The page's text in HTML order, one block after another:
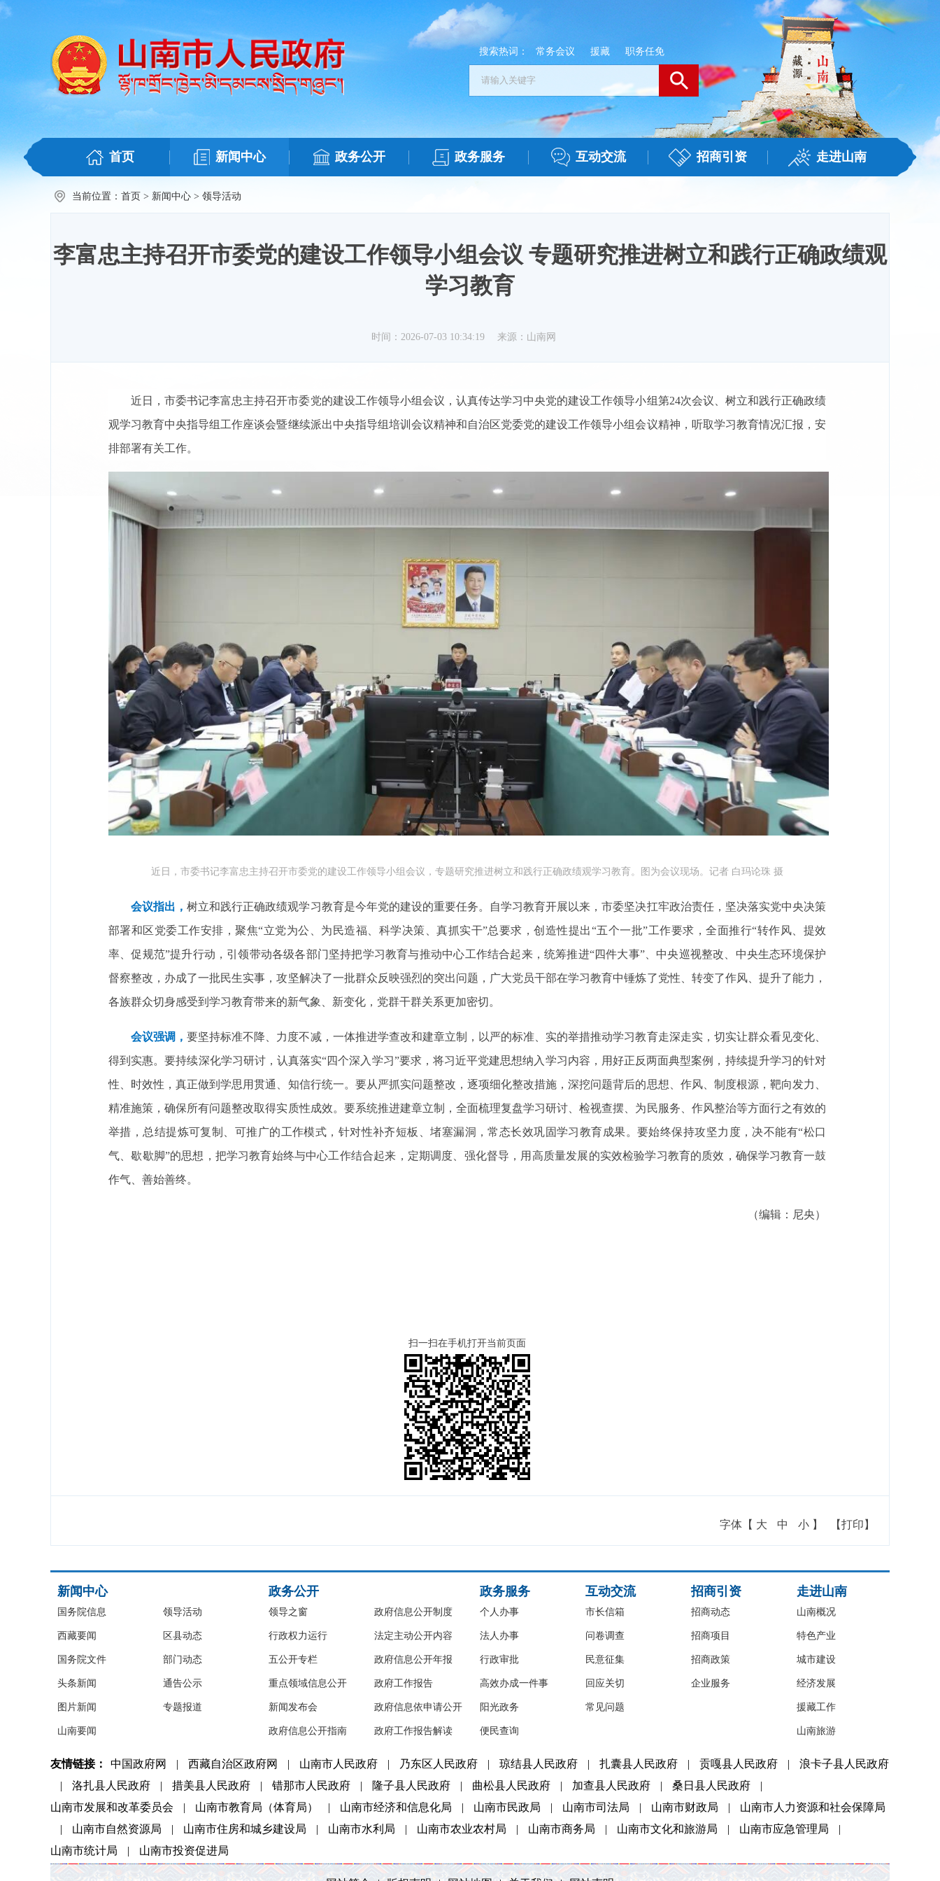
搜索热词： 常务会议 援藏 职务任免
首页 新闻中心 政务公开 政务服务 互动交流 招商引资 走进山南
当前位置： 首页 > 新闻中心 > 领导活动
李富忠主持召开市委党的建设工作领导小组会议 专题研究推进树立和践行正确政绩观
学习教育
时间：2026-07-03 10:34:19 来源：山南网
近日，市委书记李富忠主持召开市委党的建设工作领导小组会议，认真传达学习中央党的建设工作领导小组第24次会议、树立和践行正确政绩
观学习教育中央指导组工作座谈会暨继续派出中央指导组培训会议精神和自治区党委党的建设工作领导小组会议精神，听取学习教育情况汇报，安
排部署有关工作。
近日，市委书记李富忠主持召开市委党的建设工作领导小组会议，专题研究推进树立和践行正确政绩观学习教育。图为会议现场。记者 白玛论珠 摄
会议指出，树立和践行正确政绩观学习教育是今年党的建设的重要任务。自学习教育开展以来，市委坚决扛牢政治责任，坚决落实党中央决策
部署和区党委工作安排，聚焦“立党为公、为民造福、科学决策、真抓实干”总要求，创造性提出“五个一批”工作要求，全面推行“转作风、提效
率、促规范”提升行动，引领带动各级各部门坚持把学习教育与推动中心工作结合起来，统筹推进“四件大事”、中央巡视整改、中央生态环境保护
督察整改，办成了一批民生实事，攻坚解决了一批群众反映强烈的突出问题，广大党员干部在学习教育中锤炼了党性、转变了作风、提升了能力，
各族群众切身感受到学习教育带来的新气象、新变化，党群干群关系更加密切。
会议强调，要坚持标准不降、力度不减，一体推进学查改和建章立制，以严的标准、实的举措推动学习教育走深走实，切实让群众看见变化、
得到实惠。要持续深化学习研讨，认真落实“四个深入学习”要求，将习近平党建思想纳入学习内容，用好正反两面典型案例，持续提升学习的针对
性、时效性，真正做到学思用贯通、知信行统一。要从严抓实问题整改，逐项细化整改措施，深挖问题背后的思想、作风、制度根源，靶向发力、
精准施策，确保所有问题整改取得实质性成效。要系统推进建章立制，全面梳理复盘学习研讨、检视查摆、为民服务、作风整治等方面行之有效的
举措，总结提炼可复制、可推广的工作模式，针对性补齐短板、堵塞漏洞，常态长效巩固学习教育成果。要始终保持攻坚力度，决不能有“松口
气、歇歇脚”的思想，把学习教育始终与中心工作结合起来，定期调度、强化督导，用高质量发展的实效检验学习教育的质效，确保学习教育一鼓
作气、善始善终。
（编辑：尼央）
扫一扫在手机打开当前页面
字体【 大 中 小 】 【打印】
新闻中心
国务院信息
西藏要闻
国务院文件
头条新闻
图片新闻
山南要闻
领导活动
区县动态
部门动态
通告公示
专题报道
政务公开
领导之窗
行政权力运行
五公开专栏
重点领域信息公开
新闻发布会
政府信息公开指南
政府信息公开制度
法定主动公开内容
政府信息公开年报
政府工作报告
政府信息依申请公开
政府工作报告解读
政务服务
个人办事
法人办事
行政审批
高效办成一件事
阳光政务
便民查询
互动交流
市长信箱
问卷调查
民意征集
回应关切
常见问题
招商引资
招商动态
招商项目
招商政策
企业服务
走进山南
山南概况
特色产业
城市建设
经济发展
援藏工作
山南旅游
友情链接： 中国政府网 | 西藏自治区政府网 | 山南市人民政府 | 乃东区人民政府 | 琼结县人民政府 | 扎囊县人民政府 | 贡嘎县人民政府 |
浪卡子县人民政府
|
洛扎县人民政府 | 措美县人民政府 | 错那市人民政府 | 隆子县人民政府 | 曲松县人民政府 | 加查县人民政府 | 桑日县人民政府
|
山南市发展和改革委员会
| 山南市教育局（体育局） | 山南市经济和信息化局 | 山南市民政局 | 山南市司法局 | 山南市财政局 |
山南市人力资源和社会保障局
|
山南市自然资源局 | 山南市住房和城乡建设局 | 山南市水利局 | 山南市农业农村局 | 山南市商务局 | 山南市文化和旅游局 | 山南市应急管理局
|
山南市统计局
| 山南市投资促进局